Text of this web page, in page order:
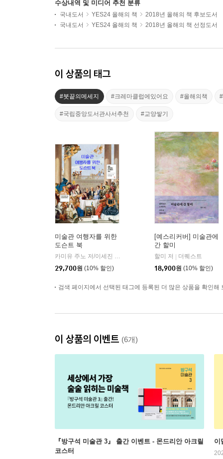
수상내역 및 미디어 추천 분류
국내도서 YES24 올해의 책
2018년 올해의 책 후보도서
국내도서
YES24 올해의 책 2018년 올해의 책 선정도서
이 상품의 태그
#붓끝의메세지 #크레마클럽에있어요 #올해의책
#국립중앙도서관사서추천 #교양쌓기
미술관 여행자를 위한
도슨트 북
카미유 주노 저/이세진 역
윌북(willbook)
29,700원 (10% 할인)
[예스리커버] 미술관에
간 할미
할미 저
더퀘스트
18,900원 (10% 할인)
검색 페이지에서 선택된 태그에 등록된 더 많은 상품을 확인해
이 상품의 이벤트 (6개)
『방구석 미술관 3』 출간 이벤트 - 몬드리안 아크릴
코스터
이